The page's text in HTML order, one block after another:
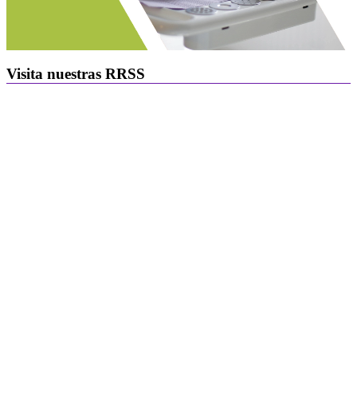
Visita nuestras RRSS